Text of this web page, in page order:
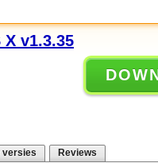
v1.3.35
versies Reviews